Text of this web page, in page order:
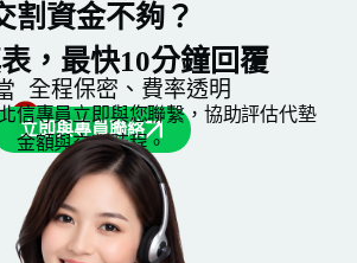
割資金不夠？
，最快10分鐘回覆
全程保密、費率透明
立即與專員聯絡
信專員立即與您聯繫，協助評估代墊
金額與交割時程。